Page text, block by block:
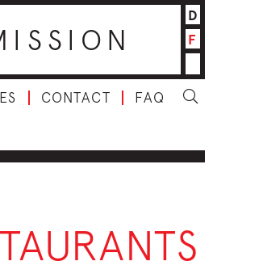
D
F
CONTACT FAQ